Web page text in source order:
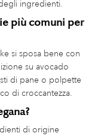
ingredienti.
più comuni per
si sposa bene con
su avocado
di pane o polpette
di croccantezza.
di origine